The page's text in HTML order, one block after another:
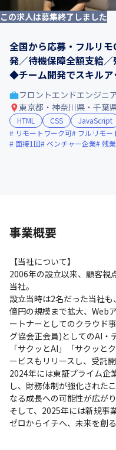
この求人は募集終了しました
全国から応募・フルリ
発／待機保障全額支給
◆チーム開発でスキルア
フロントエンドエンジニ
東京都・神奈川県・千葉
HTML CSS JavaScript
リモートワーク可
フルリモー
面接1回
ベンチャー企業 残
事業概要
【当社について】
2006年の設立以来、顧客視
当社。
設立当時は2名だった当社
億円の規模まで拡大、Web
ートナーとしてのクラウド
グ協会正会員)としてのAI・
「サクッとAI」「サクッと
ービスもリリースし、受託
2024年には東証プライム企
し、財務体制が強化された
なる成長への可能性が広がり
そして、2025年には新規事
ゼロからイチへ、未来を創